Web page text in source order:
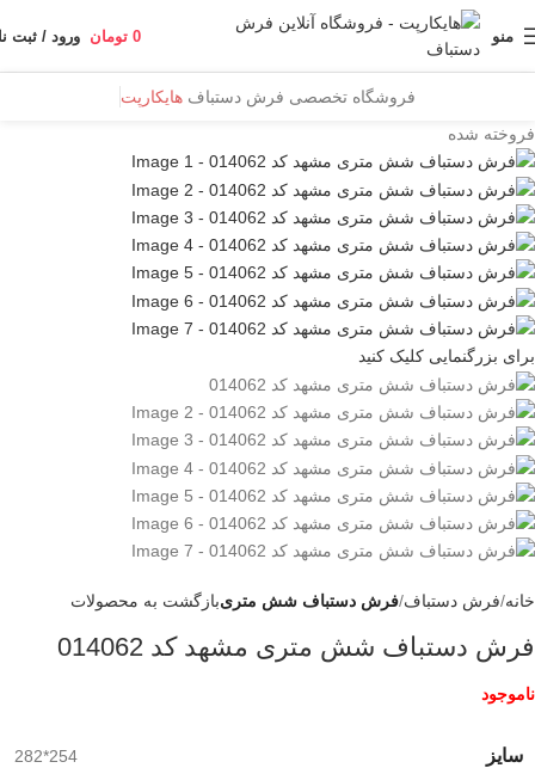
منو 0 تومان ورود / ثبت
فروشگاه تخصصی فرش دستباف هایکارپت
فروخته شده
برای بزرگنمایی کلیک کنید
خانه فرش دستباف فرش دستباف شش متریبازگشت به محصولات
فرش دستباف شش متری مشهد کد 014062
ناموجود
سایز 254*282